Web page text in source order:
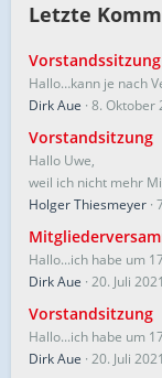
Letzte
Vorstandssitzung
Hallo…kann je nach
Dirk Aue 8. Oktober
Vorstandsitzung
Hallo Uwe,
weil ich nicht mehr
Holger Thiesmeyer
Hallo...ich habe um
Dirk Aue 20. Juli 2021
Vorstandsitzung
Hallo...ich habe um
Dirk Aue 20. Juli 2021